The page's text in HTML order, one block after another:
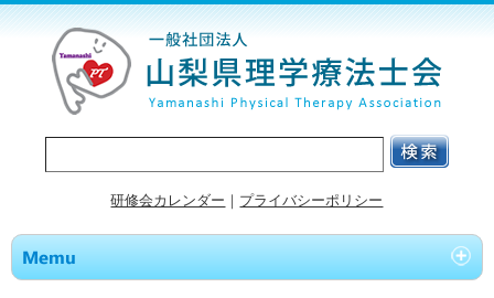
研修会カレンダー ｜ プライバシーポリシー